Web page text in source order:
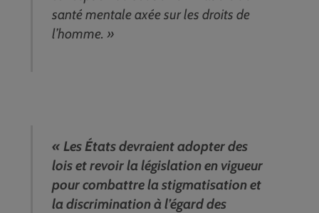
santé mentale axée sur les droits de
l’homme. »
« Les États devraient adopter des
lois et revoir la législation en vigueur
pour combattre la stigmatisation et
la discrimination à l’égard des